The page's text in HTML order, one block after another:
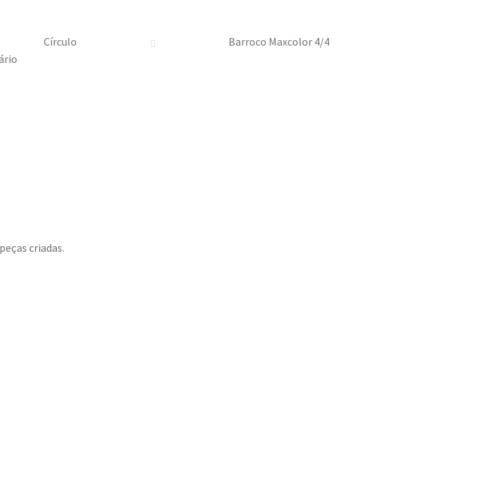
Círculo
Barroco Maxcolor 4/4
criadas.